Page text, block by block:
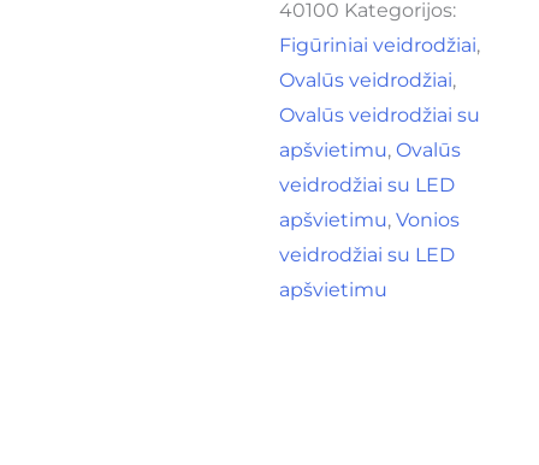
40100 Kategorijos:
Figūriniai veidrodžiai,
Ovalūs veidrodžiai,
Ovalūs veidrodžiai su
apšvietimu,Ovalūs
veidrodžiai su LED
apšvietimu,Vonios
veidrodžiai su LED
apšvietimu